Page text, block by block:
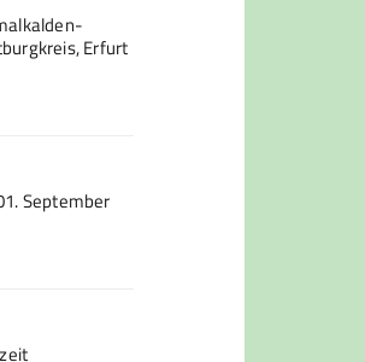
Erfurt
September